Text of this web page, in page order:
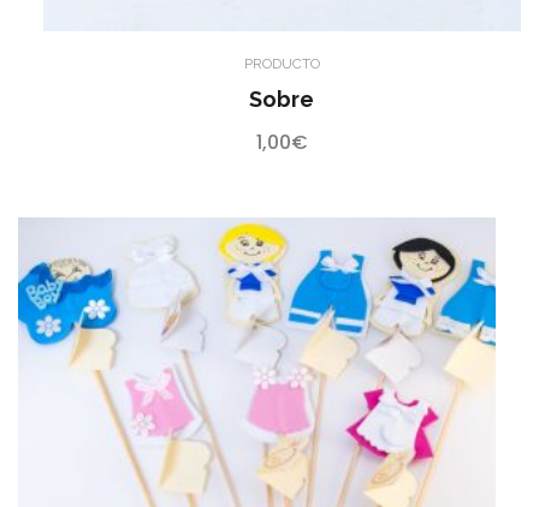
PRODUCTO
Sobre
1,00€